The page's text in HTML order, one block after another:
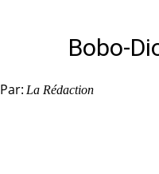
Bobo-
Par: La Rédaction